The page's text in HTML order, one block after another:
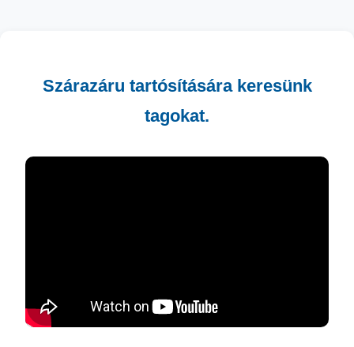
Szárazáru tartósítására keresünk
tagokat.